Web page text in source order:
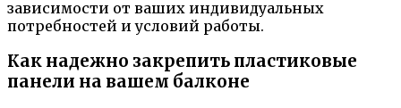
зависимости от ваших индивидуальных
потребностей и условий работы.
Как надежно закрепить пластиковые
панели на вашем балконе